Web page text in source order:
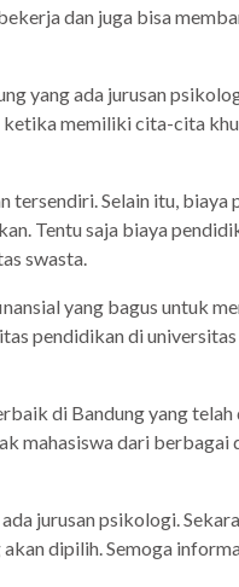
dan juga bisa
yang ada jurusan
memiliki cita-cita
tersendiri. Selain itu, biaya
Tentu saja biaya
swasta.
yang bagus untuk
pendidikan di
di Bandung yang
mahasiswa dari berbagai
jurusan psikologi.
dipilih. Semoga